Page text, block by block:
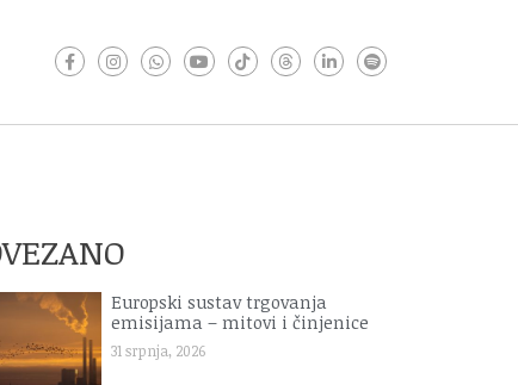
Europski sustav trgovanja
emisijama – mitovi i činjenice
31 srpnja, 2026